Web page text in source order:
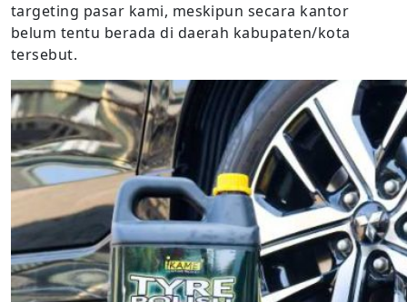
targeting pasar kami, meskipun secara kantor
belum tentu berada di daerah kabupaten/kota
tersebut.